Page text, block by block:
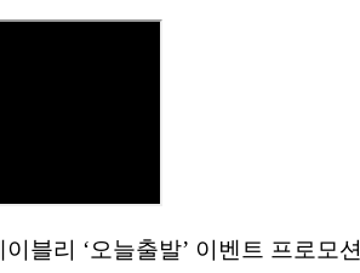
블리 ‘오늘출발’ 이벤트 프로모션